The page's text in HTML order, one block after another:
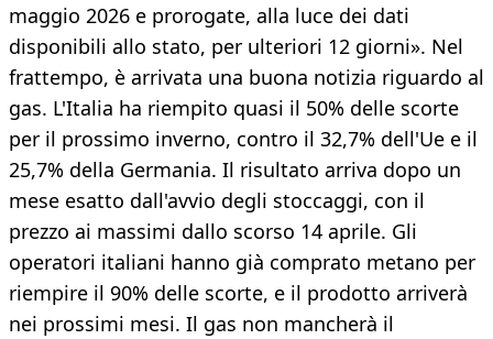
maggio 2026 e prorogate, alla luce dei dati
disponibili allo stato, per ulteriori 12 giorni». Nel
frattempo, è arrivata una buona notizia riguardo al
gas. L'Italia ha riempito quasi il 50% delle scorte
per il prossimo inverno, contro il 32,7% dell'Ue e il
25,7% della Germania. Il risultato arriva dopo un
mese esatto dall'avvio degli stoccaggi, con il
prezzo ai massimi dallo scorso 14 aprile. Gli
operatori italiani hanno già comprato metano per
riempire il 90% delle scorte, e il prodotto arriverà
nei prossimi mesi. Il gas non mancherà il